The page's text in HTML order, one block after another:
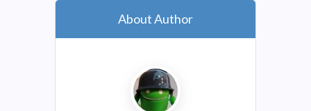
About Author